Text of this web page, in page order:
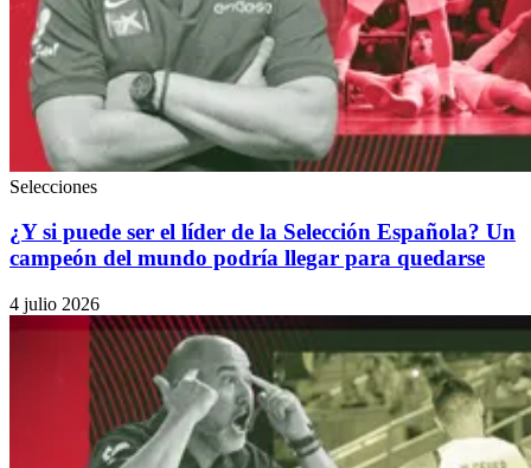
Selecciones
¿Y si puede ser el líder de la Selección Española? Un
campeón del mundo podría llegar para quedarse
4 julio 2026